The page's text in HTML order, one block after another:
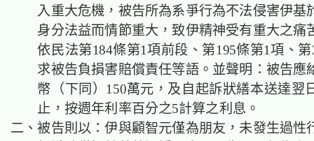
入重大危機，被告所為系爭行為不法侵害伊基
身分法益而情節重大，致伊精神受有重大之痛
依民法第184條第1項前段、第195條第1項、
求被告負損害賠償責任等語。並聲明：被告應
幣（下同）150萬元，及自起訴狀繕本送達翌
止，按週年利率百分之5計算之利息。
二、被告則以：伊與顧智元僅為朋友，未發生過性